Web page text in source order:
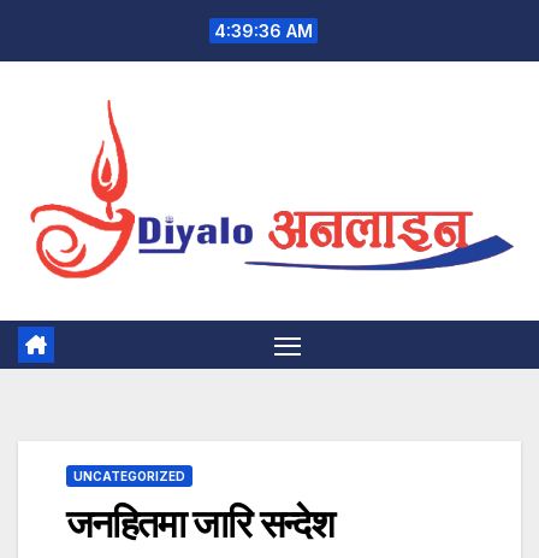
4:39:37 AM
UNCATEGORIZED
जनहितमा जारि सन्देश